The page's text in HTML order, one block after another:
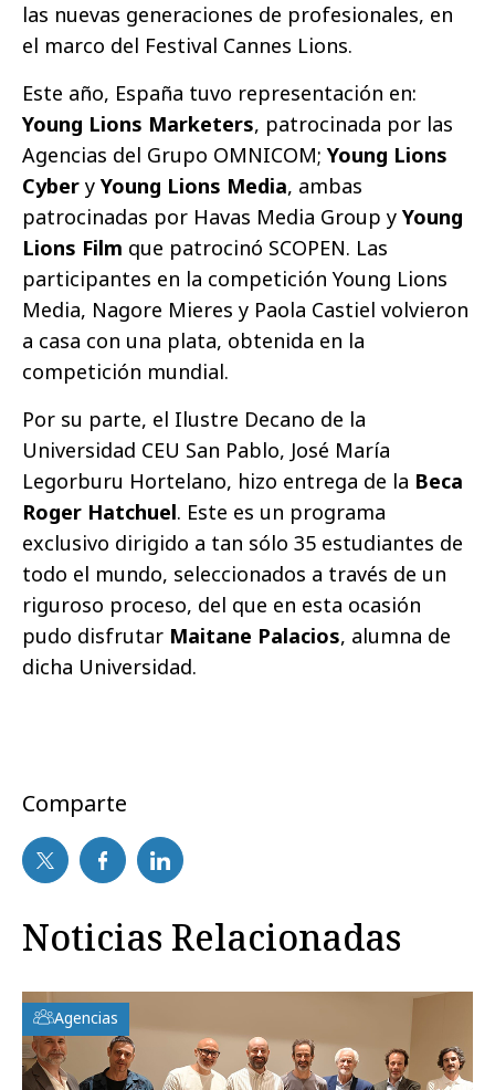
las nuevas generaciones de profesionales, en
el marco del Festival Cannes Lions.
Este año, España tuvo representación en:
Young Lions Marketers, patrocinada por las
Agencias del Grupo OMNICOM; Young Lions
Cyber y Young Lions Media, ambas
patrocinadas por Havas Media Group y Young
Lions Film que patrocinó SCOPEN. Las
participantes en la competición Young Lions
Media, Nagore Mieres y Paola Castiel volvieron
a casa con una plata, obtenida en la
competición mundial.
Por su parte, el Ilustre Decano de la
Universidad CEU San Pablo, José María
Legorburu Hortelano, hizo entrega de la Beca
Roger Hatchuel. Este es un programa
exclusivo dirigido a tan sólo 35 estudiantes de
todo el mundo, seleccionados a través de un
riguroso proceso, del que en esta ocasión
pudo disfrutar Maitane Palacios, alumna de
dicha Universidad.
Comparte
Noticias Relacionadas
Agencias